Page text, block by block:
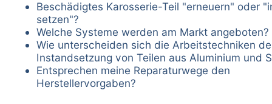
Beschädigtes Karosserie-Teil "erneuern" oder
setzen"?
Welche Systeme werden am Markt angeboten?
Wie unterscheiden sich die Arbeitstechniken
Instandsetzung von Teilen aus Aluminium und
Entsprechen meine Reparaturwege den
Herstellervorgaben?